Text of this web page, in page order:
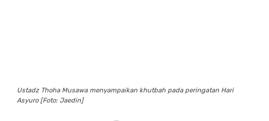
Ustadz Thoha Musawa menyampaikan khutbah pada peringatan Hari
Asyuro [Foto: Jaedin]